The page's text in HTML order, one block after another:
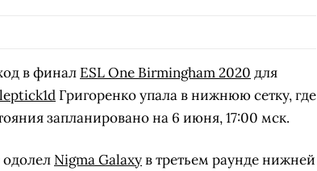
в финал ESL One Birmingham 2020 для
Григоренко упала в нижнюю сетку, где
запланировано на 6 июня, 17:00 мск.
Nigma Galaxyв третьем раунде нижней